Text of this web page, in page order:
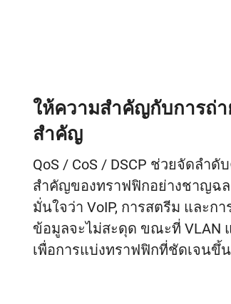
ให้ความสำคัญกับการถ่
สำคัญ
QoS / CoS / DSCP ช่วยจัดลำดั
สำคัญของทราฟฟิกอย่างชาญฉล
มั่นใจว่า VoIP, การสตรีม และกา
ข้อมูลจะไม่สะดุด ขณะที่ VLAN
เพื่อการแบ่งทราฟฟิกที่ชัดเจนขึ้น